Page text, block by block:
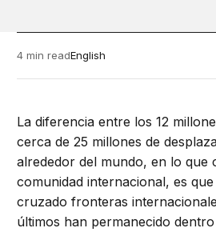
4 min readEnglish
La diferencia entre los 12
cerca de 25 millones de
alrededor del mundo, en lo que
comunidad internacional, es
cruzado fronteras
últimos han permanecido